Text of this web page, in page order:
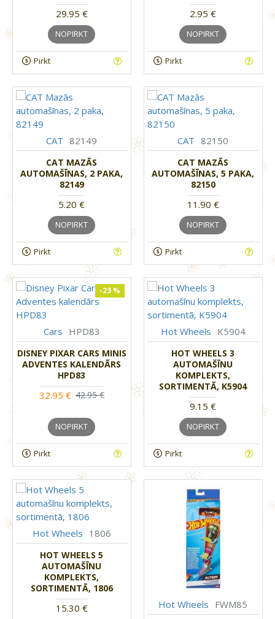
29.95 €
NOPIRKT
Pirkt
2.95 €
NOPIRKT
Pirkt
CAT 82149
CAT MAZĀS
AUTOMAŠĪNAS, 2 PAKA,
82149
5.20 €
NOPIRKT
Pirkt
CAT 82150
CAT MAZĀS
AUTOMAŠĪNAS, 5 PAKA,
82150
11.90 €
NOPIRKT
Pirkt
-23 %
Cars HPD83
DISNEY PIXAR CARS MINIS
ADVENTES KALENDĀRS
HPD83
32.95 € 42.95 €
NOPIRKT
Pirkt
Hot Wheels K5904
HOT WHEELS 3
AUTOMAŠĪNU
KOMPLEKTS,
SORTIMENTĀ, K5904
9.15 €
NOPIRKT
Pirkt
Hot Wheels 1806
HOT WHEELS 5
AUTOMAŠĪNU
KOMPLEKTS,
SORTIMENTĀ, 1806
15.30 € Hot Wheels FWM85